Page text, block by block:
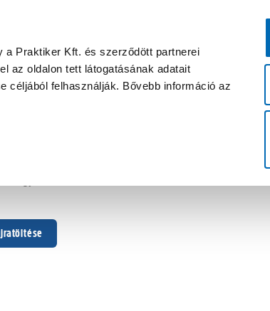
a Praktiker Kft. és szerződött partnerei
az oldalon tett látogatásának adatait
céljából felhasználják. Bővebb információ az